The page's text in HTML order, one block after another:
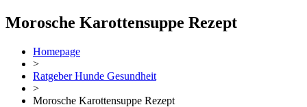
Morosche Karottensuppe Rezept
Homepage
>
Ratgeber Hunde Gesundheit
>
Morosche Karottensuppe Rezept